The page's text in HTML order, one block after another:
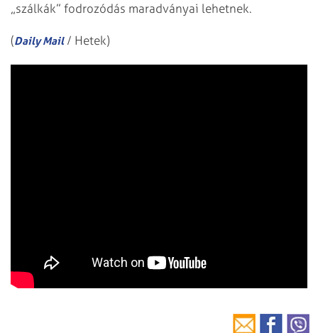
„szálkák” fodrozódás maradványai lehetnek.
(Daily Mail/ Hetek)